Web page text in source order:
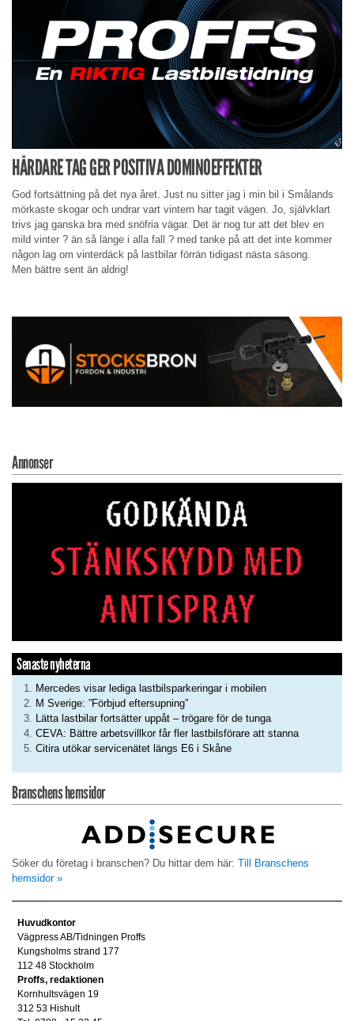
HÅRDARE TAG GER POSITIVA DOMINOEFFEKTER
God fortsättning på det nya året. Just nu sitter jag i min bil i Smålands
mörkaste skogar och undrar vart vintern har tagit vägen. Jo, självklart
trivs jag ganska bra med snöfria vägar. Det är nog tur att det blev en
mild vinter ? än så länge i alla fall ? med tanke på att det inte kommer
någon lag om vinterdäck på lastbilar förrän tidigast nästa säsong.
Men bättre sent än aldrig!
Annonser
Senaste nyheterna
Mercedes visar lediga lastbilsparkeringar i mobilen
M Sverige: ”Förbjud eftersupning”
Lätta lastbilar fortsätter uppåt – trögare för de tunga
CEVA: Bättre arbetsvillkor får fler lastbilsförare att stanna
Citira utökar servicenätet längs E6 i Skåne
Branschens hemsidor
Söker du företag i branschen? Du hittar dem här: Till Branschens
hemsidor »
Huvudkontor
Vägpress AB/Tidningen Proffs
Kungsholms strand 177
112 48 Stockholm
Proffs, redaktionen
Kornhultsvägen 19
312 53 Hishult